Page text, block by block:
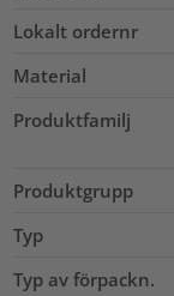
Lokalt ordernr
Material
Produktfamilj
Produktgrupp
Typ
Typ av förpackn.